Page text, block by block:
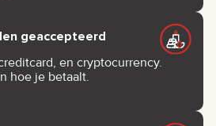
geaccepteerd
en cryptocurrency.
hoe je betaalt.